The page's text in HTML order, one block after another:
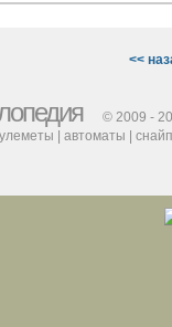
<<
© 2009 -
|автоматы |